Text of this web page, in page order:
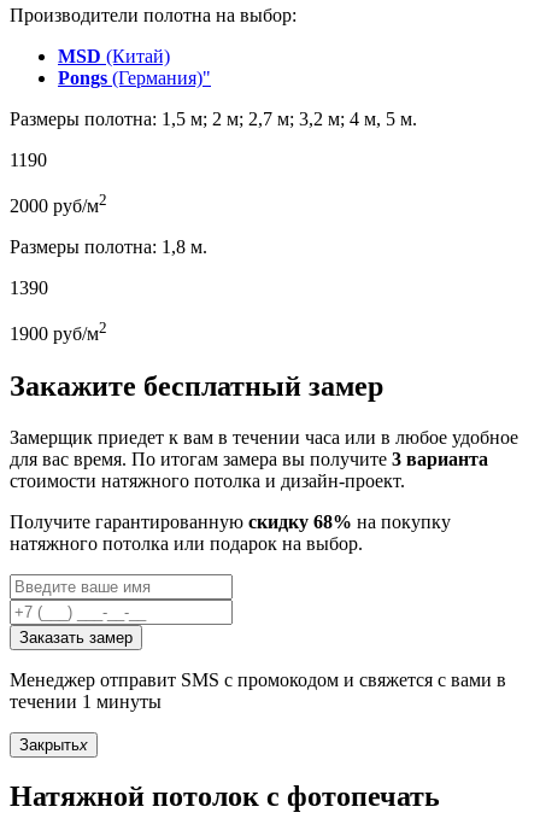
Производители полотна на выбор:
MSD (Китай)
Pongs (Германия)"
Размеры полотна: 1,5 м; 2 м; 2,7 м; 3,2 м; 4 м, 5 м.
1190
2000 руб/м2
Размеры полотна: 1,8 м.
1390
1900 руб/м2
Закажите бесплатный замер
Замерщик приедет к вам в течении часа или в любое удобное
для вас время. По итогам замера вы получите 3 варианта
стоимости натяжного потолка и дизайн-проект.
Получите гарантированную скидку 68% на покупку
натяжного потолка или подарок на выбор.
Заказать замер
Менеджер отправит SMS с промокодом и свяжется с вами в
течении 1 минуты
Закрытьx
Натяжной потолок с фотопечать